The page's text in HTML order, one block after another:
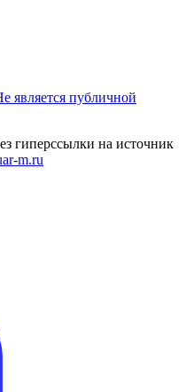
является публичной
гиперссылки на источник
m.ru